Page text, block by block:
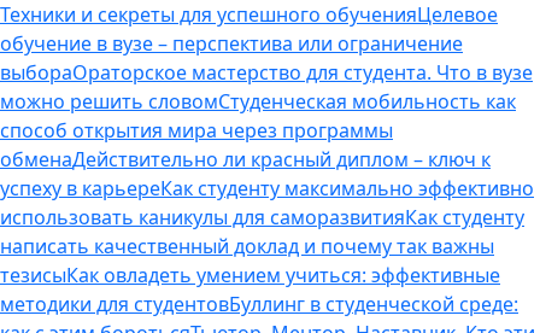
Техники и секреты для успешного обученияЦелевое
обучение в вузе – перспектива или ограничение
выбораОраторское мастерство для студента. Что в вузе
можно решить словомСтуденческая мобильность как
способ открытия мира через программы
обменаДействительно ли красный диплом – ключ к
успеху в карьереКак студенту максимально эффективно
использовать каникулы для саморазвитияКак студенту
написать качественный доклад и почему так важны
тезисыКак овладеть умением учиться: эффективные
методики для студентовБуллинг в студенческой среде: